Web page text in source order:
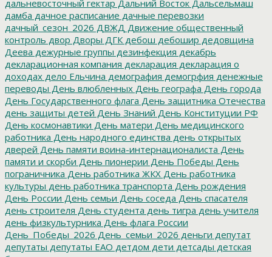
дальневосточный гектар Дальний Восток Дальсельмаш
дамба дачное расписание дачные перевозки
дачный_сезон_2026 ДВЖД Движение общественный
контроль двор Дворы ДГК дебош дебошир дедовщина
Деева дежурные группы дезинфекция декабрь
декларационная компания декларация декларация о
доходах дело Ельчина демография демогрфия денежные
переводы День влюбленных День географа День города
День Государственного флага День защитника Отечества
день защиты детей День Знаний День Конституции РФ
День космонавтики День матери День медицинского
работника День народного единства день открытых
дверей День памяти воина-интернационалиста День
памяти и скорби День пионерии День Победы День
пограничника День работника ЖКХ День работника
культуры день работника транспорта День рождения
День России День семьи День соседа День спасателя
день строителя День студента день тигра день учителя
день физкультурника День флага России
День_Победы_2026 День_семьи_2026 деньги депутат
депутаты депутаты ЕАО детдом дети детсады детская